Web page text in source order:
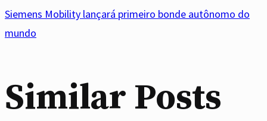
Siemens Mobility lançará primeiro bonde autônomo do
mundo
Similar Posts